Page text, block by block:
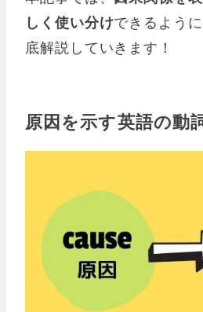
しく使い分けできるよう
底解説していきます！
原因を示す英語の動